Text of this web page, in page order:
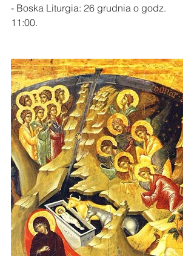
- Boska Liturgia: 26 grudnia o godz.
11:00.